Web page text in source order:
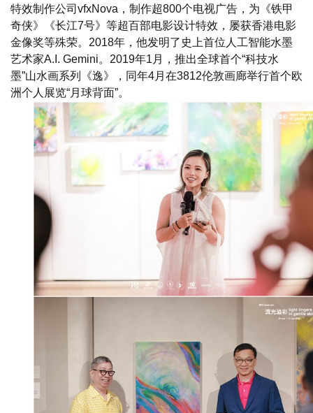
特效制作公司vfxNova，制作超800个电视广告，为《铁甲
奇侠》《长江7号》等超百部电影设计特效，屡获香港电影
金像奖等殊荣。2018年，他发明了史上首位人工智能水墨
艺术家A.I. Gemini。2019年1月，推出全球首个“科技水
墨”山水画系列《逸》，同年4月在3812伦敦画廊举行首个欧
洲个人展览“月球背面”。